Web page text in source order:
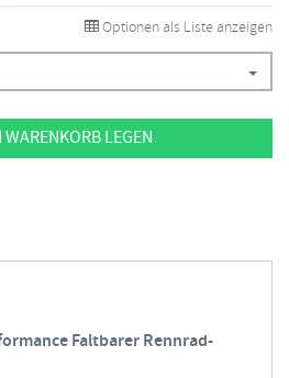
Optionen als Liste anzeigen
LEGEN
Faltbarer Rennrad-